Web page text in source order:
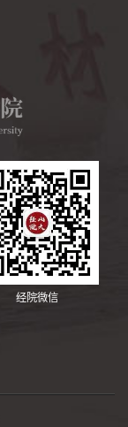
经院微信